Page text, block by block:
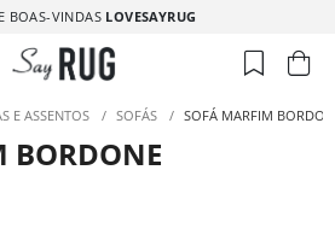
BOAS-VINDAS LOVESAYRUG
E ASSENTOS / SOFÁS / SOFÁ MARFIM
BORDONE